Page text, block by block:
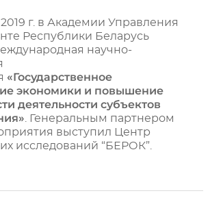
г. в Академии Управления
Республики Беларусь
научно-
«Государственное
экономики и повышение
деятельности субъектов
. Генеральным партнером
выступил Центр
исследований “БЕРОК”.